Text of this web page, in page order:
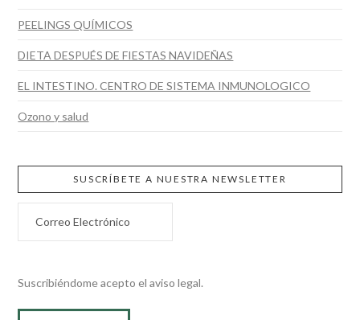
PEELINGS QUÍMICOS
DIETA DESPUÉS DE FIESTAS NAVIDEÑAS
EL INTESTINO. CENTRO DE SISTEMA INMUNOLOGICO
Ozono y salud
SUSCRÍBETE A NUESTRA NEWSLETTER
Suscribiéndome acepto el aviso legal.